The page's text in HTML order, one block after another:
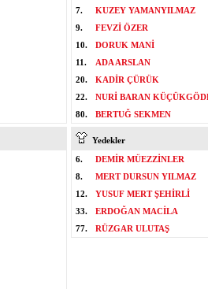
7.
KUZEY YAMANYILMAZ
9.
FEVZİ ÖZER
10.
DORUK MANİ
11.
ADA ARSLAN
20.
KADİR ÇÜRÜK
22.
NURİ BARAN
80.
BERTUĞ SEKMEN
Yedekler
6.
DEMİR MÜEZZİNLER
8.
MERT DURSUN YILMAZ
12.
YUSUF MERT ŞEHİRLİ
33.
ERDOĞAN MACİLA
77.
RÜZGAR ULUTAŞ